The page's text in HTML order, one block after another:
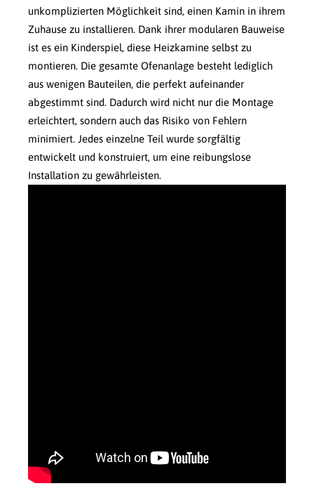
unkomplizierten Möglichkeit sind, einen Kamin in ihrem
Zuhause zu installieren. Dank ihrer modularen Bauweise
ist es ein Kinderspiel, diese Heizkamine selbst zu
montieren. Die gesamte Ofenanlage besteht lediglich
aus wenigen Bauteilen, die perfekt aufeinander
abgestimmt sind. Dadurch wird nicht nur die Montage
erleichtert, sondern auch das Risiko von Fehlern
minimiert. Jedes einzelne Teil wurde sorgfältig
entwickelt und konstruiert, um eine reibungslose
Installation zu gewährleisten.